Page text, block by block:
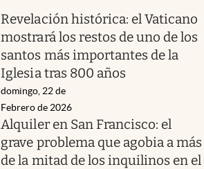
Revelación histórica: el Vaticano
mostrará los restos de uno de los
santos más importantes de la
Iglesia tras 800 años
domingo, 22 de
Febrero de 2026
Alquiler en San Francisco: el
grave problema que agobia a más
de la mitad de los inquilinos en el